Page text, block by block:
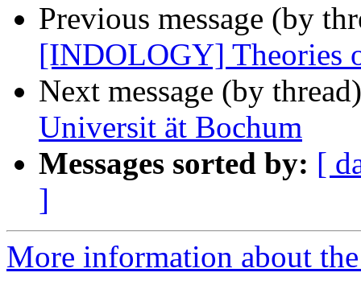
Previous message (by
[INDOLOGY] Theories
Next message (by
Universit ät Bochum
Messages sorted by: [
]
More information about